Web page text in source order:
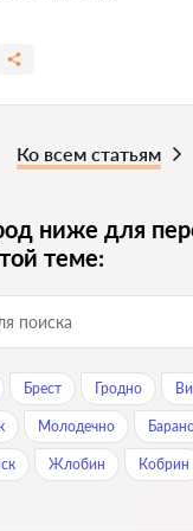
Ко всем статьям
ниже для
теме:
Брест Гродно
Молодечно
Жлобин Кобрин